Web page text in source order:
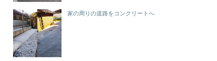
家の周りの道路をコンクリートへ